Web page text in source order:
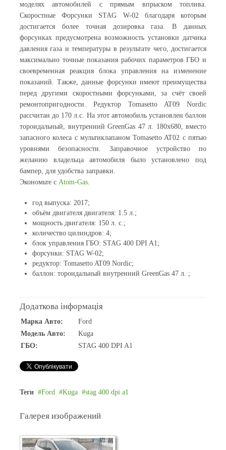
моделях автомобилей с прямым впрыском топлива.
Cкоростные Форсунки STAG W-02 благодаря которым
достигается более точная дозировка газа. В данных
форсунках предусмотрена возможность установки датчика
давления газа и температуры в результате чего, достигается
максимально точные показания рабочих параметров ГБО и
своевременная реакция блока управления на изменение
показаний. Также, данные форсунки имеют преимущества
перед другими скоростными форсунками, за счёт своей
ремонтопригодности. Редуктор Tomasetto AT09 Nordic
рассчитан до 170 л.с. На этот автомобиль установлен баллон
тороидальный, внутренний GreenGas 47 л. 180x680, вместо
запасного колеса с мультиклапаном Tomasetto AT02 с пятью
уровнями безопасности. Заправочное устройство по
желанию владельца автомобиля было установлено под
бампер, для удобства заправки.
Экономьте с Atom-Gas.
год выпуска: 2017;
объём двигателя двигателя: 1.5 л.;
мощность двигателя: 150 л. с.;
количество цилиндров: 4;
блок управления ГБО: STAG 400 DPI A1;
форсунки: STAG W-02;
редуктор: Tomasetto AT09 Nordic;
баллон: тороидальный внутренний GreenGas 47 л. ;
Додаткова інформація
Марка Авто:
Ford
Модель Авто:
Kuga
ГБО:
STAG 400 DPI A1
Теги Ford Kuga stag 400 dpi a1
Галерея изображений